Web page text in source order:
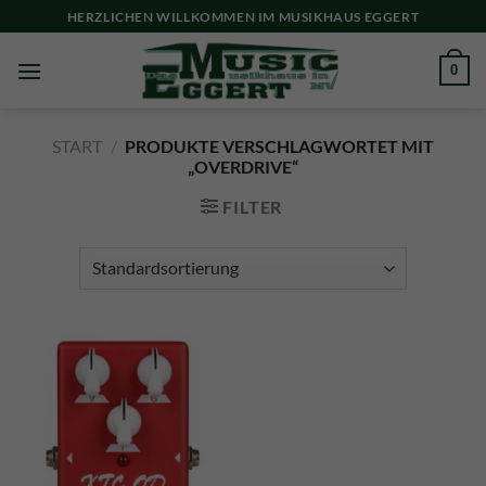
to
content
HERZLICHEN WILLKOMMEN IM MUSIKHAUS EGGERT
0
START / PRODUKTE VERSCHLAGWORTET MIT
„OVERDRIVE“
FILTER